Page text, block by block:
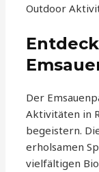
Outdoor
Der
Aktivitäten in
begeistern.
erholsamen
vielfältigen